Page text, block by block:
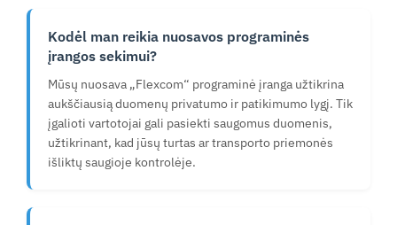
Kodėl man reikia nuosavos programinės
įrangos sekimui?
Mūsų nuosava „Flexcom“ programinė įranga užtikrina
aukščiausią duomenų privatumo ir patikimumo lygį. Tik
įgalioti vartotojai gali pasiekti saugomus duomenis,
užtikrinant, kad jūsų turtas ar transporto priemonės
išliktų saugioje kontrolėje.